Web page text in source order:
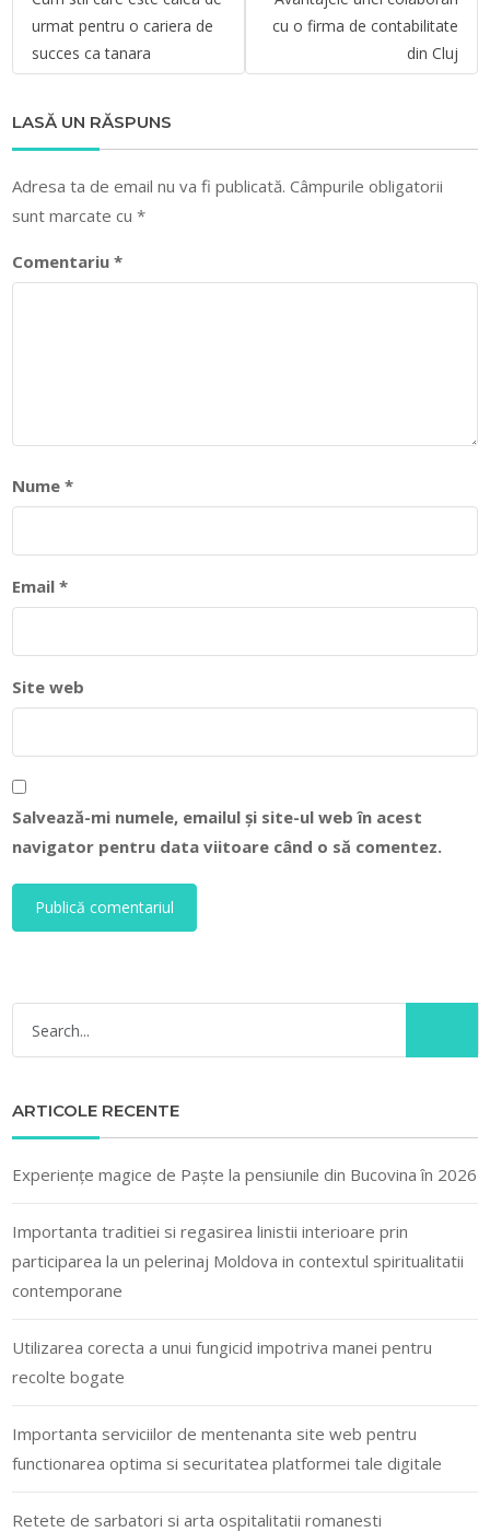
în
articole
urmat pentru o cariera de
succes ca tanara
cu o firma de contabilitate
din Cluj
LASĂ UN RĂSPUNS
Adresa ta de email nu va fi publicată. Câmpurile obligatorii
sunt marcate cu*
Comentariu*
Nume*
Email*
Site web
Salvează-mi numele, emailul și site-ul web în acest
navigator pentru data viitoare când o să comentez.
ARTICOLE RECENTE
Experiențe magice de Paște la pensiunile din Bucovina în 2026
Importanta traditiei si regasirea linistii interioare prin
participarea la un pelerinaj Moldova in contextul spiritualitatii
contemporane
Utilizarea corecta a unui fungicid impotriva manei pentru
recolte bogate
Importanta serviciilor de mentenanta site web pentru
functionarea optima si securitatea platformei tale digitale
Retete de sarbatori si arta ospitalitatii romanesti